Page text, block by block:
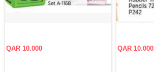
QAR 10.000
QAR 10.000